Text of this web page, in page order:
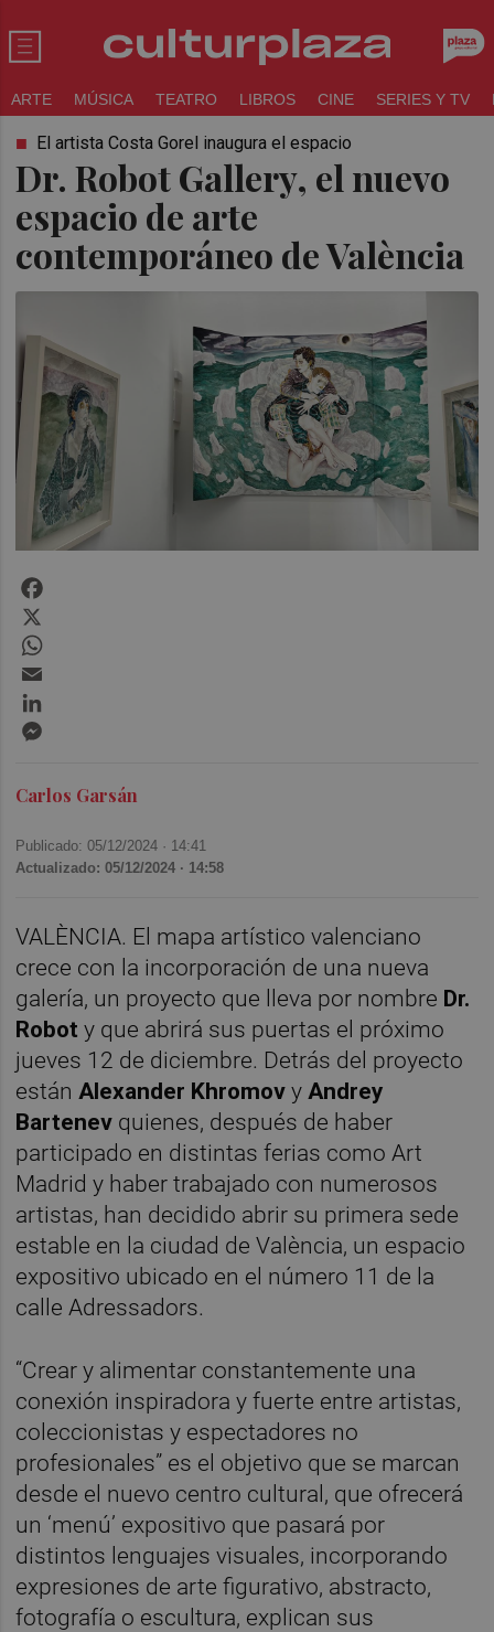
ARTE MÚSICA TEATRO LIBROS CINE SERIES Y TV
Dr. Robot Gallery, el nuevo
espacio de arte
contemporáneo de València
El artista Costa Gorel inaugura el espacio
Carlos Garsán
Publicado: 05/12/2024 · 14:41
Actualizado: 05/12/2024 · 14:58
VALÈNCIA. El mapa artístico valenciano
crece con la incorporación de una nueva
galería, un proyecto que lleva por nombre Dr.
Robot y que abrirá sus puertas el próximo
jueves 12 de diciembre. Detrás del proyecto
están Alexander Khromovy Andrey
Bartenev quienes, después de haber
participado en distintas ferias como Art
Madrid y haber trabajado con numerosos
artistas, han decidido abrir su primera sede
estable en la ciudad de València, un espacio
expositivo ubicado en el número 11 de la
calle Adressadors.
“Crear y alimentar constantemente una
conexión inspiradora y fuerte entre artistas,
coleccionistas y espectadores no
profesionales” es el objetivo que se marcan
desde el nuevo centro cultural, que ofrecerá
un ‘menú’ expositivo que pasará por
distintos lenguajes visuales, incorporando
expresiones de arte figurativo, abstracto,
fotografía o escultura, explican sus